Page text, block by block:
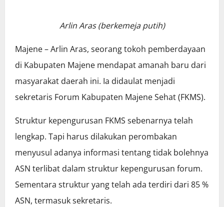
Arlin Aras (berkemeja putih)
Majene – Arlin Aras, seorang tokoh pemberdayaan
di Kabupaten Majene mendapat amanah baru dari
masyarakat daerah ini. Ia didaulat menjadi
sekretaris Forum Kabupaten Majene Sehat (FKMS).
Struktur kepengurusan FKMS sebenarnya telah
lengkap. Tapi harus dilakukan perombakan
menyusul adanya informasi tentang tidak bolehnya
ASN terlibat dalam struktur kepengurusan forum.
Sementara struktur yang telah ada terdiri dari 85 %
ASN, termasuk sekretaris.